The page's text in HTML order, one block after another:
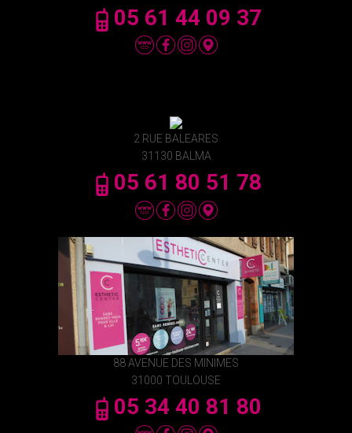
05 61 44 09 37
2 RUE BALEARES
31130 BALMA
05 61 80 51 78
88 AVENUE DES MINIMES
31000 TOULOUSE
05 34 40 81 80